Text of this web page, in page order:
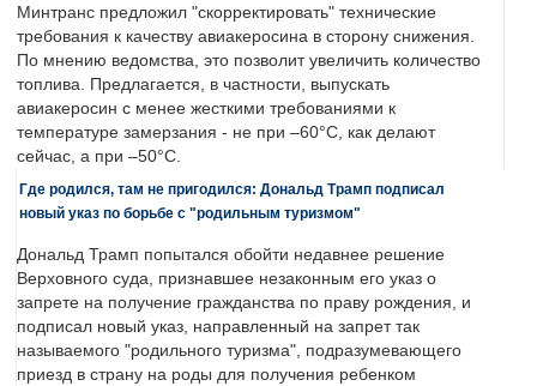
Минтранс предложил "скорректировать" технические
требования к качеству авиакеросина в сторону снижения.
По мнению ведомства, это позволит увеличить количество
топлива. Предлагается, в частности, выпускать
авиакеросин с менее жесткими требованиями к
температуре замерзания - не при –60°C, как делают
сейчас, а при –50°C.
Где родился, там не пригодился: Дональд Трамп подписал
новый указ по борьбе с "родильным туризмом"
Дональд Трамп попытался обойти недавнее решение
Верховного суда, признавшее незаконным его указ о
запрете на получение гражданства по праву рождения, и
подписал новый указ, направленный на запрет так
называемого "родильного туризма", подразумевающего
приезд в страну на роды для получения ребенком